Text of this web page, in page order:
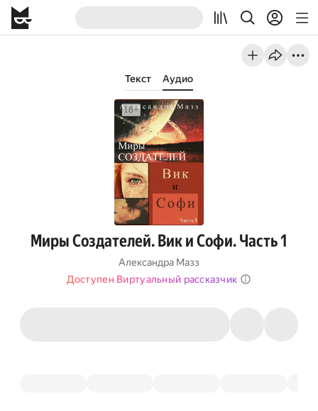
Текст Аудио
Миры Создателей. Вик и Софи. Часть 1
Александра Мазз
Доступен Виртуальный рассказчик